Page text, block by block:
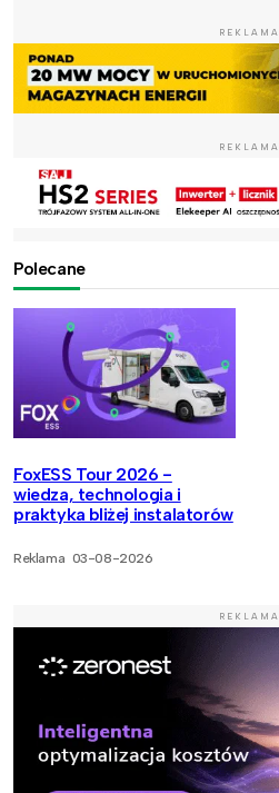
REKLAMA
REKLAMA
Polecane
FoxESS Tour 2026 -
wiedza, technologia i
praktyka bliżej instalatorów
Reklama 03-08-2026
REKLAMA